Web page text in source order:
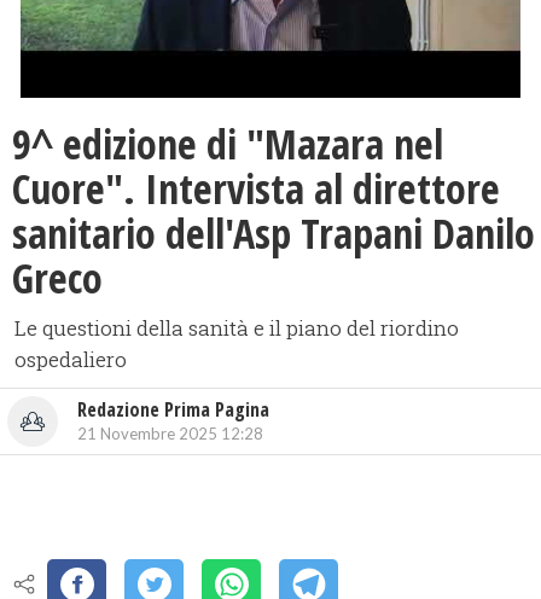
9^ edizione di "Mazara nel
Cuore". Intervista al direttore
sanitario dell'Asp Trapani Danilo
Greco
Le questioni della sanità e il piano del riordino
ospedaliero
Redazione Prima Pagina
21 Novembre 2025 12:28